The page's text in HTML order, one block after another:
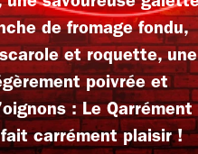
de fromage fondu,
et roquette, une
poivrée et
: Le Qarrément
carrément plaisir !